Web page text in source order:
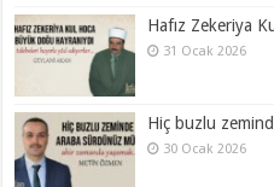
Hafız Zekeriya
31 Ocak 2026
Hiç buzlu
30 Ocak 2026